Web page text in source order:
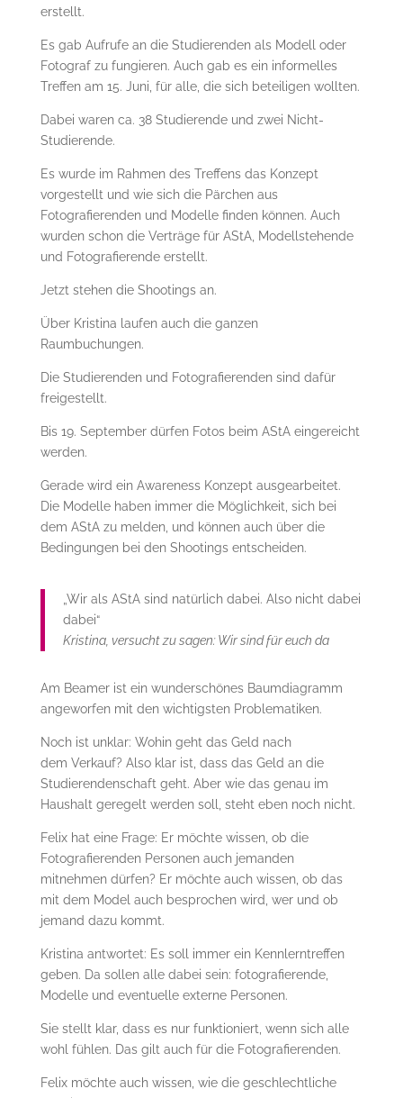
erstellt.
Es gab Aufrufe an die Studierenden als Modell oder
Fotograf zu fungieren. Auch gab es ein informelles
Treffen am 15. Juni, für alle, die sich beteiligen wollten.
Dabei waren ca. 38 Studierende und zwei Nicht-
Studierende.
Es wurde im Rahmen des Treffens das Konzept
vorgestellt und wie sich die Pärchen aus
Fotografierenden und Modelle finden können. Auch
wurden schon die Verträge für AStA, Modellstehende
und Fotografierende erstellt.
Jetzt stehen die Shootings an.
Über Kristina laufen auch die ganzen
Raumbuchungen.
Die Studierenden und Fotografierenden sind dafür
freigestellt.
Bis 19. September dürfen Fotos beim AStA eingereicht
werden.
Gerade wird ein Awareness Konzept ausgearbeitet.
Die Modelle haben immer die Möglichkeit, sich bei
dem AStA zu melden, und können auch über die
Bedingungen bei den Shootings entscheiden.
„Wir als AStA sind natürlich dabei. Also nicht dabei
dabei“
Kristina, versucht zu sagen: Wir sind für euch da
Am Beamer ist ein wunderschönes Baumdiagramm
angeworfen mit den wichtigsten Problematiken.
Noch ist unklar: Wohin geht das Geld nach
dem Verkauf? Also klar ist, dass das Geld an die
Studierendenschaft geht. Aber wie das genau im
Haushalt geregelt werden soll, steht eben noch nicht.
Felix hat eine Frage: Er möchte wissen, ob die
Fotografierenden Personen auch jemanden
mitnehmen dürfen? Er möchte auch wissen, ob das
mit dem Model auch besprochen wird, wer und ob
jemand dazu kommt.
Kristina antwortet: Es soll immer ein Kennlerntreffen
geben. Da sollen alle dabei sein: fotografierende,
Modelle und eventuelle externe Personen.
Sie stellt klar, dass es nur funktioniert, wenn sich alle
wohl fühlen. Das gilt auch für die Fotografierenden.
Felix möchte auch wissen, wie die geschlechtliche